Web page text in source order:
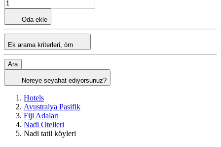
Oda ekle
Ek arama kriterleri, örn
Ara
Nereye seyahat ediyorsunuz?
Hotels
Avustralya Pasifik
Fiji Adaları
Nadi Otelleri
Nadi tatil köyleri